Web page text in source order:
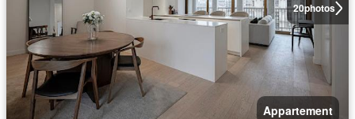
20photos
Appartement